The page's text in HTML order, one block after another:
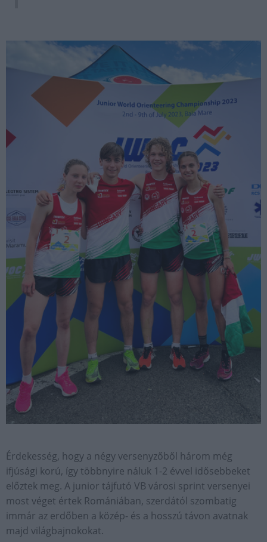
Érdekesség, hogy a négy versenyzőből három még
ifjúsági korú, így többnyire náluk 1-2 évvel idősebbeket
előztek meg. A junior tájfutó VB városi sprint versenyei
most véget értek Romániában, szerdától szombatig
immár az erdőben a közép- és a hosszú távon avatnak
majd világbajnokokat.